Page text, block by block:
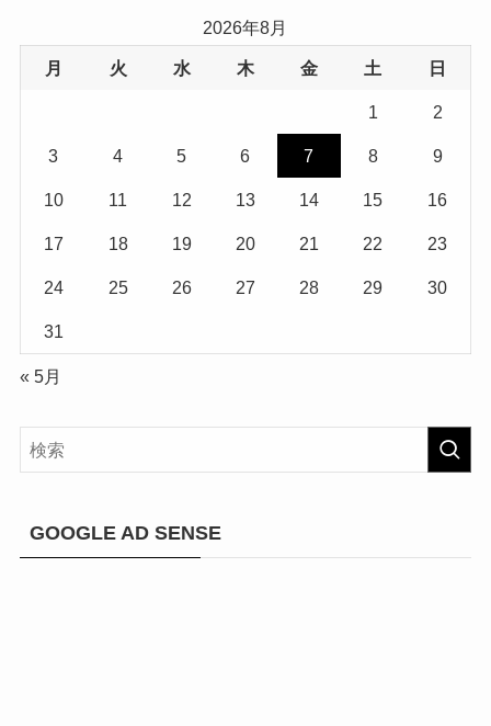
2026年8月
月 火 水 木 金 土 日
1 2
3 4 5 6 7 8 9
10 11 12 13 14 15 16
17 18 19 20 21 22 23
24 25 26 27 28 29 30
31
« 5月
GOOGLE AD SENSE